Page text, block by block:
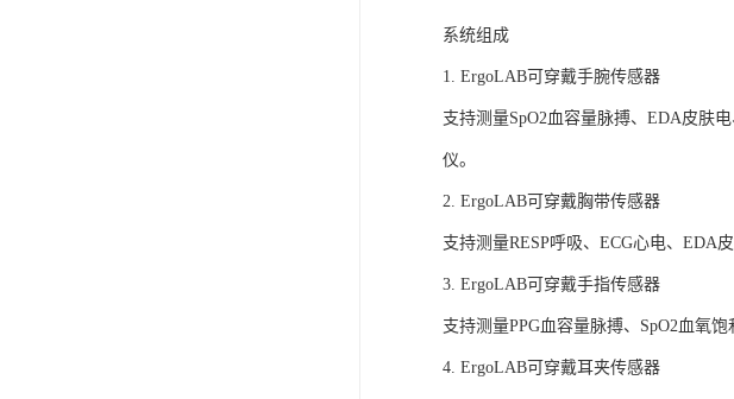
系统组成
1. ErgoLAB可穿戴手腕传感器
支持测量SpO2血容量脉搏、EDA皮肤
仪。
2. ErgoLAB可穿戴胸带传感器
支持测量RESP呼吸、ECG心电、EDA
3. ErgoLAB可穿戴手指传感器
支持测量PPG血容量脉搏、SpO2血氧
4. ErgoLAB可穿戴耳夹传感器